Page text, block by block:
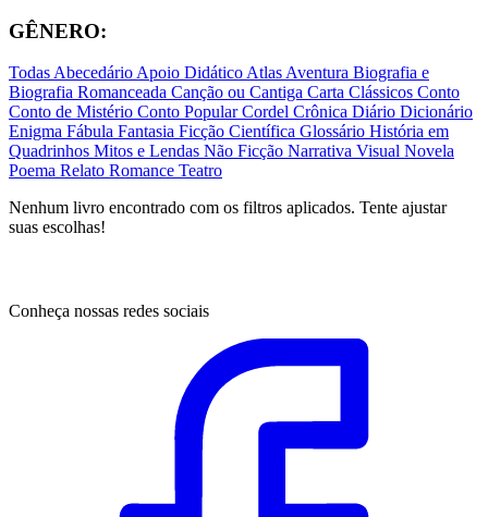
GÊNERO:
TodasAbecedárioApoio DidáticoAtlasAventura Biografia e
Biografia Romanceada Canção ou Cantiga Carta Clássicos Conto
Conto de Mistério Conto PopularCordel Crônica Diário Dicionário
Enigma Fábula Fantasia Ficção Científica Glossário História em
Quadrinhos Mitos e Lendas Não Ficção Narrativa Visual Novela
Poema Relato Romance Teatro
Nenhum livro encontrado com os filtros aplicados. Tente ajustar
suas escolhas!
Conheça nossas redes sociais